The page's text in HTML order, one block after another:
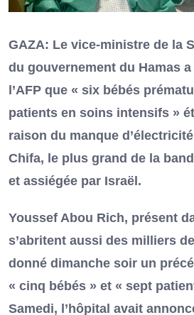
GAZA: Le vice-ministre de la
du gouvernement du Hamas
l’AFP que « six bébés
patients en soins intensifs »
raison du manque
Chifa, le plus grand de la
et assiégée par Israël.
Youssef Abou Rich, présent
s’abritent aussi des milliers
donné dimanche soir un
« cinq bébés » et « sept
Samedi, l’hôpital avait